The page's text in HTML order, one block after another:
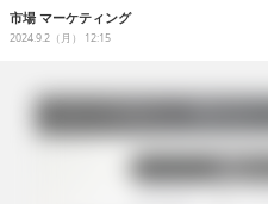
産業政策
連載
イベント/セミナー
市場 マーケティング
2024.9.2（月） 12:15